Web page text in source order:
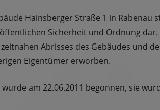
Hainsberger Straße 1 in Rabenau
Sicherheit und Ordnung
Abrisses des Gebäudes und
Eigentümer erworben.
am 22.06.2011 begonnen, sie